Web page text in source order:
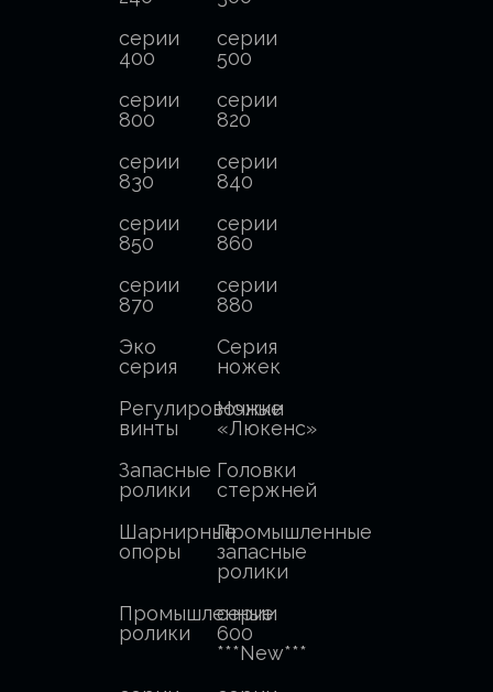
серии
400
серии
500
серии
800
серии
820
серии
830
серии
840
серии
850
серии
860
серии
870
серии
880
Эко
серия
Серия
ножек
Регулировочные
винты
Ножки
«Люкенс»
Запасные
ролики
Головки
стержней
Шарнирные
опоры
Промышленные
запасные
ролики
Промышленные
ролики
серии
600
***New***